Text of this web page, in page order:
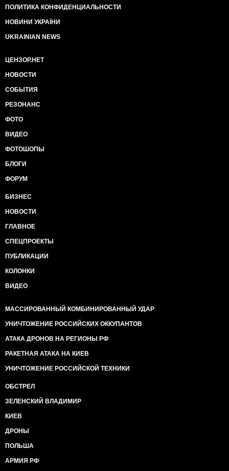
ПОЛИТИКА КОНФИДЕНЦИАЛЬНОСТИ
НОВИНИ УКРАЇНИ
UKRAINIAN NEWS
ЦЕНЗОР.НЕТ
НОВОСТИ
СОБЫТИЯ
РЕЗОНАНС
ФОТО
ВИДЕО
ФОТОШОПЫ
БЛОГИ
ФОРУМ
БИЗНЕС
НОВОСТИ
ГЛАВНОЕ
СПЕЦПРОЕКТЫ
ПУБЛИКАЦИИ
КОЛОНКИ
ВИДЕО
МАССИРОВАННЫЙ КОМБИНИРОВАННЫЙ УДАР
УНИЧТОЖЕНИЕ РОССИЙСКИХ ОККУПАНТОВ
АТАКА ДРОНОВ НА РЕГИОНЫ РФ
РАКЕТНАЯ АТАКА НА КИЕВ
УНИЧТОЖЕНИЕ РОССИЙСКОЙ ТЕХНИКИ
ОБСТРЕЛ
ЗЕЛЕНСКИЙ ВЛАДИМИР
КИЕВ
ДРОНЫ
ПОЛЬША
АРМИЯ РФ